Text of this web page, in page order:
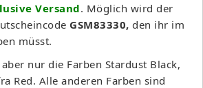
Versand. Möglich wird der
GSM83330, den ihr im
müsst.
nur die Farben Stardust Black,
Red. Alle anderen Farben sind